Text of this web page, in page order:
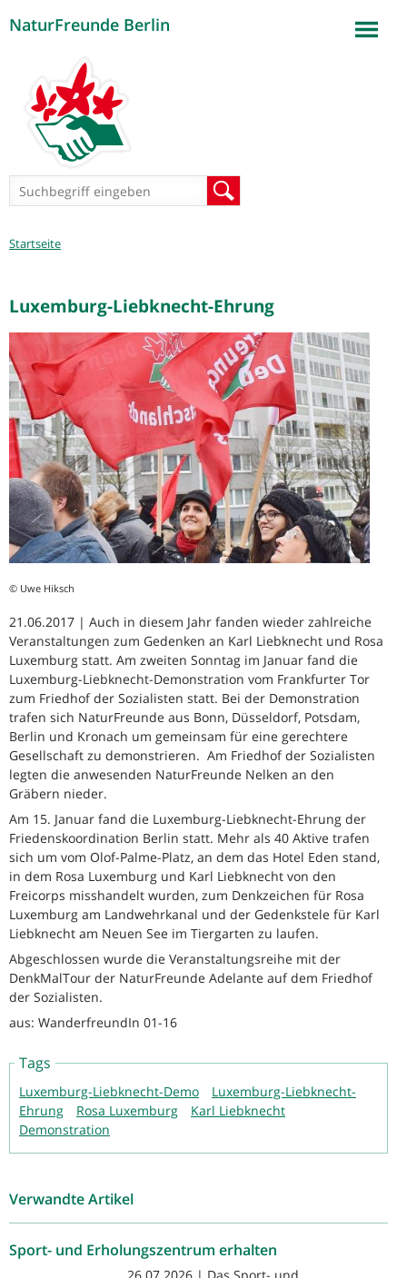
NaturFreunde Berlin
Suchformular
Sie
Startseite
Luxemburg-Liebknecht-Ehrung
© Uwe Hiksch
21.06.2017 | Auch in diesem Jahr fanden wieder zahlreiche
Veranstaltungen zum Gedenken an Karl Liebknecht und Rosa
Luxemburg statt. Am zweiten Sonntag im Januar fand die
Luxemburg-Liebknecht-Demonstration vom Frankfurter Tor
zum Friedhof der Sozialisten statt. Bei der Demonstration
trafen sich NaturFreunde aus Bonn, Düsseldorf, Potsdam,
Berlin und Kronach um gemeinsam für eine gerechtere
Gesellschaft zu demonstrieren. Am Friedhof der Sozialisten
legten die anwesenden NaturFreunde Nelken an den
Gräbern nieder.
Am 15. Januar fand die Luxemburg-Liebknecht-Ehrung der
Friedenskoordination Berlin statt. Mehr als 40 Aktive trafen
sich um vom Olof-Palme-Platz, an dem das Hotel Eden stand,
in dem Rosa Luxemburg und Karl Liebknecht von den
Freicorps misshandelt wurden, zum Denkzeichen für Rosa
Luxemburg am Landwehrkanal und der Gedenkstele für Karl
Liebknecht am Neuen See im Tiergarten zu laufen.
Abgeschlossen wurde die Veranstaltungsreihe mit der
DenkMalTour der NaturFreunde Adelante auf dem Friedhof
der Sozialisten.
aus: WanderfreundIn 01-16
Tags
Luxemburg-Liebknecht-Demo
Luxemburg-Liebknecht-
Ehrung
Rosa Luxemburg
Karl Liebknecht
Demonstration
Verwandte Artikel
Sport- und Erholungszentrum erhalten
26.07.2026 | Das Sport- und